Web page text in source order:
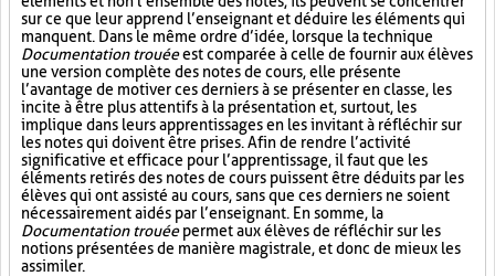
sur ce que leur apprend l’enseignant et déduire les éléments qui
manquent. Dans le même ordre d’idée, lorsque la technique
Documentation trouéeest comparée à celle de fournir aux élèves
une version complète des notes de cours, elle présente
l’avantage de motiver ces derniers à se présenter en classe, les
incite à être plus attentifs à la présentation et, surtout, les
implique dans leurs apprentissages en les invitant à réfléchir sur
les notes qui doivent être prises. Afin de rendre l’activité
significative et efficace pour l’apprentissage, il faut que les
éléments retirés des notes de cours puissent être déduits par les
élèves qui ont assisté au cours, sans que ces derniers ne soient
nécessairement aidés par l’enseignant. En somme, la
Documentation trouéepermet aux élèves de réfléchir sur les
notions présentées de manière magistrale, et donc de mieux les
assimiler.